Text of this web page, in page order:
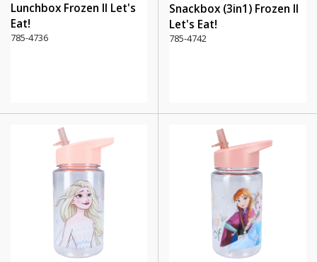
Lunchbox Frozen II Let's
Eat!
785-4736
Snackbox (3in1) Frozen II
Let's Eat!
785-4742